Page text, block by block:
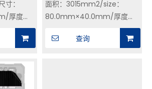
：
厚度：
（含盖
cm2、
面积：3015mm2/size：
80.0mm×40.0mm/厚度：
重量：<125mg/cm2（带盖
查询